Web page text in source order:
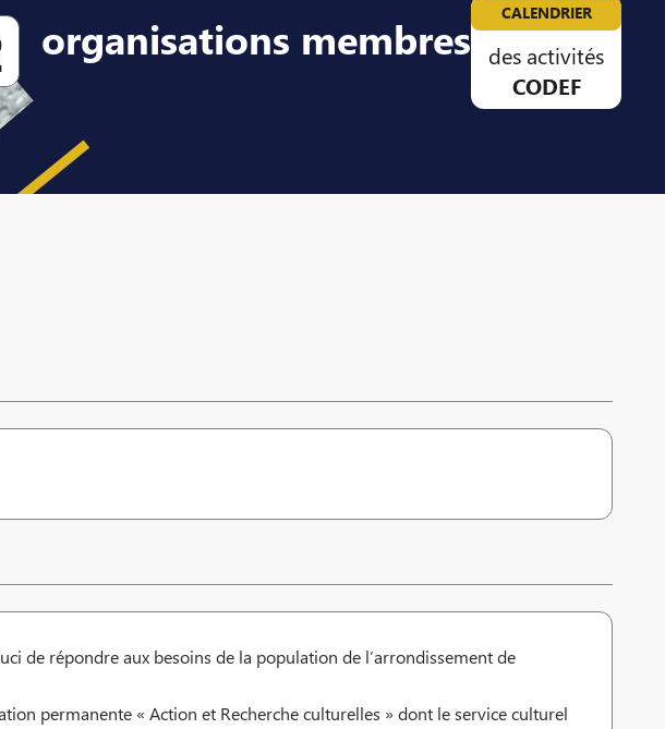
organisations membres CALENDRIER
des activités
CODEF
de répondre aux besoins de la population de l’arrondissement de
permanente « Action et Recherche culturelles » dont le service culturel